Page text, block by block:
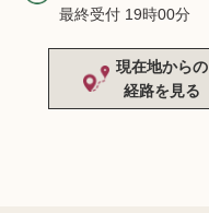
最終受付 19時00分
現在地からの
経路を見る